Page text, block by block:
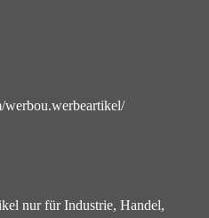
werbou.werbeartikel/
nur für Industrie, Handel,